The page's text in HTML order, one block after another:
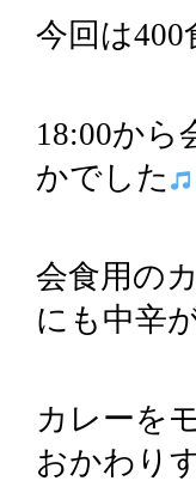
今回は
18:00から
かでした
会食用の
にも中辛
カレーを
おかわり